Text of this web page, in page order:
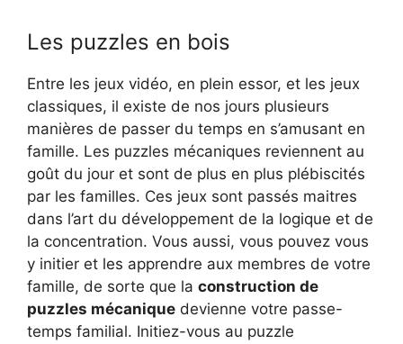
Les puzzles en bois
Entre les jeux vidéo, en plein essor, et les jeux
classiques, il existe de nos jours plusieurs
manières de passer du temps en s’amusant en
famille. Les puzzles mécaniques reviennent au
goût du jour et sont de plus en plus plébiscités
par les familles. Ces jeux sont passés maitres
dans l’art du développement de la logique et de
la concentration. Vous aussi, vous pouvez vous
y initier et les apprendre aux membres de votre
famille, de sorte que la construction de
puzzles mécanique devienne votre passe-
temps familial. Initiez-vous au puzzle